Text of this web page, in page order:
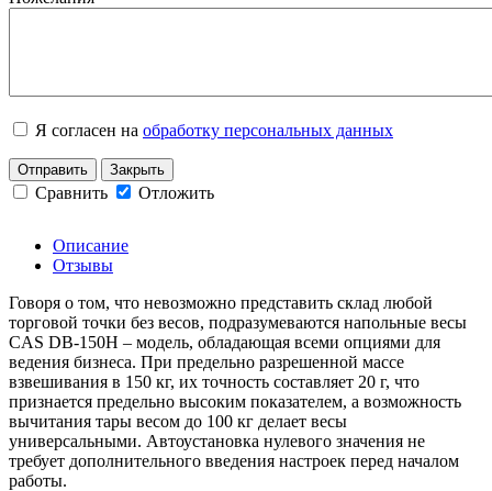
Я согласен на обработку персональных данных
Отправить Закрыть
Сравнить Отложить
Описание
Отзывы
Говоря о том, что невозможно представить склад любой
торговой точки без весов, подразумеваются напольные весы
CAS DB-150H – модель, обладающая всеми опциями для
ведения бизнеса. При предельно разрешенной массе
взвешивания в 150 кг, их точность составляет 20 г, что
признается предельно высоким показателем, а возможность
вычитания тары весом до 100 кг делает весы
универсальными. Автоустановка нулевого значения не
требует дополнительного введения настроек перед началом
работы.